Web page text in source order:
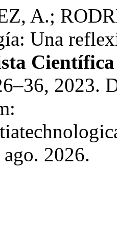
A.;
Una
2023.
2026.